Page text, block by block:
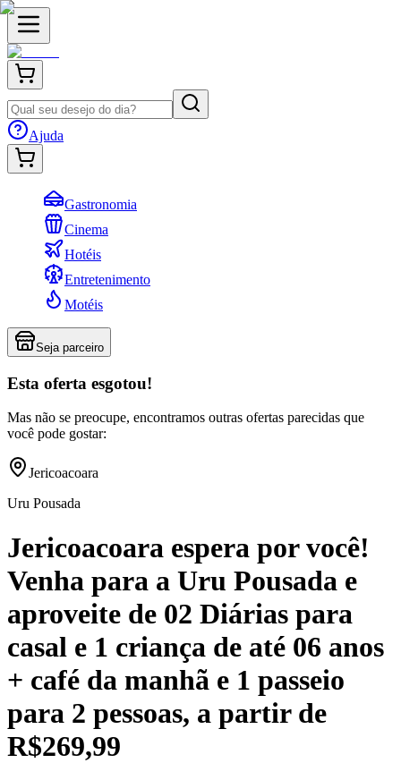
Ajuda
Gastronomia
Cinema
Hotéis
Entretenimento
Motéis
Seja parceiro
Esta oferta esgotou!
Mas não se preocupe, encontramos outras ofertas parecidas que
você pode gostar:
Jericoacoara
Uru Pousada
Jericoacoara espera por você!
Venha para a Uru Pousada e
aproveite de 02 Diárias para
casal e 1 criança de até 06 anos
+ café da manhã e 1 passeio
para 2 pessoas, a partir de
R$269,99